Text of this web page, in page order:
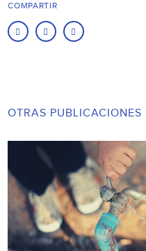
COMPARTIR
OTRAS PUBLICACIONES